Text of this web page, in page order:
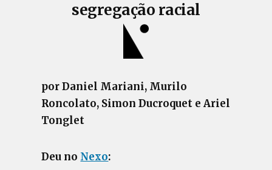
segregação racial
por Daniel Mariani, Murilo
Roncolato, Simon Ducroquet e Ariel
Tonglet
Deu no Nexo: